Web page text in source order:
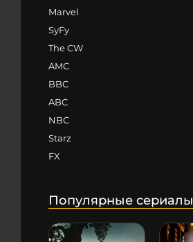
Marvel
SyFy
The CW
AMC
BBC
ABC
NBC
Starz
FX
Популярные сериалы